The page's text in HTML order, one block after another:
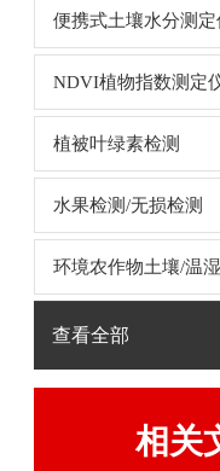
便携式土壤水分测定
NDVI植物指数测定
植被叶绿素检测
水果检测/无损检测
环境农作物土壤/温
查看全部
相关